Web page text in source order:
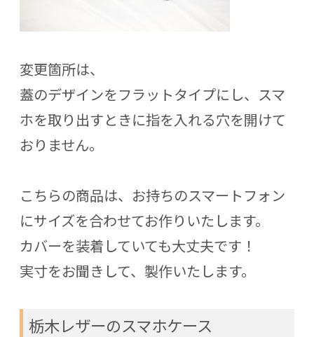
変更箇所は、
蓋のデザインをフラットタイプにし、スマ
ホを取り出すときに指を入れる穴を開けて
おりません。
こちらの商品は、お持ちのスマートフォン
にサイズを合わせてお作りいたします。
カバーを装着していても大丈夫です！
実寸をお聞きして、製作いたします。
栃木レザーのスマホケース